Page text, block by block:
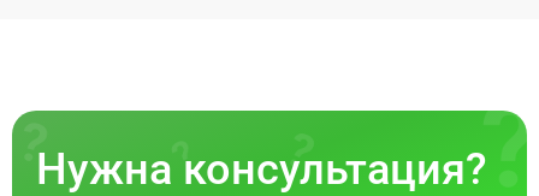
Нужна консультация?